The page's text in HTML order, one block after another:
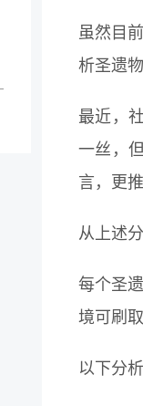
虽然目
析圣遗
最近，
一丝，
言，更
从上述
每个圣
境可刷
以下分